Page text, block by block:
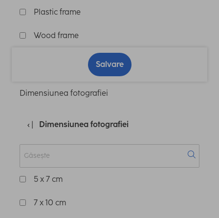
Plastic frame
Wood frame
Salvare
Dimensiunea fotografiei
Dimensiunea fotografiei
5 x 7 cm
7 x 10 cm